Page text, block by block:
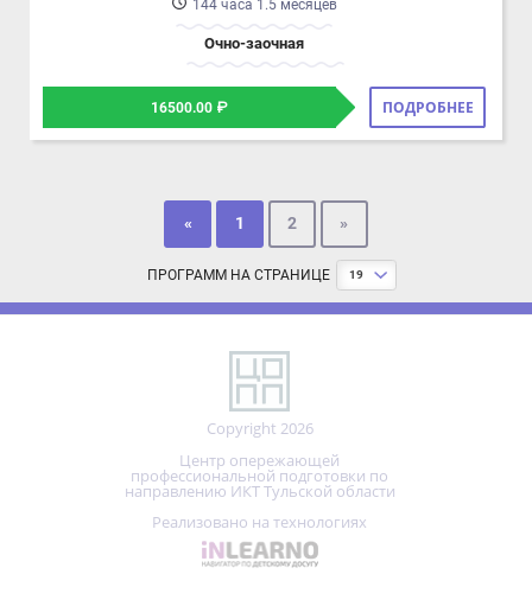
Центр опережающей
профессиональной подготовки по
направлению ИКТ Тульской области
Реализовано на технологиях
Доступная среда
Правила сайта и политика конфиденциальности
+7 (487)465-15-80
Мы используем файлы cookie.
Центр опережающей профессиональной подготовки использует
cookie (файлы с данными о прошлых посещениях сайта) для ведения
статистики и для улучшения работы сайта в соответствии с
политикой конфиденциальности: